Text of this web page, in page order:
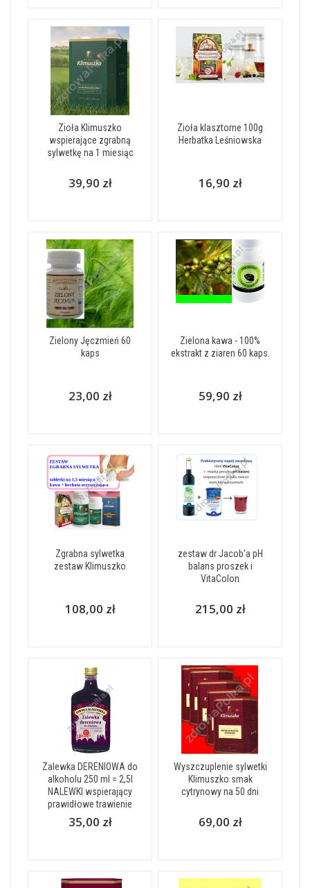
Zioła Klimuszko
wspierające zgrabną
sylwetkę na 1 miesiąc
39,90 zł
Zioła klasztorne 100g
Herbatka Leśniowska
16,90 zł
Zielony Jęczmień 60
kaps
23,00 zł
Zielona kawa - 100%
ekstrakt z ziaren 60 kaps.
59,90 zł
Zgrabna sylwetka
zestaw Klimuszko
108,00 zł
zestaw dr Jacob'a pH
balans proszek i
VitaColon
215,00 zł
Zalewka DERENIOWA do
alkoholu 250 ml = 2,5l
NALEWKI wspierający
prawidłowe trawienie
35,00 zł
Wyszczuplenie sylwetki
Klimuszko smak
cytrynowy na 50 dni
69,00 zł